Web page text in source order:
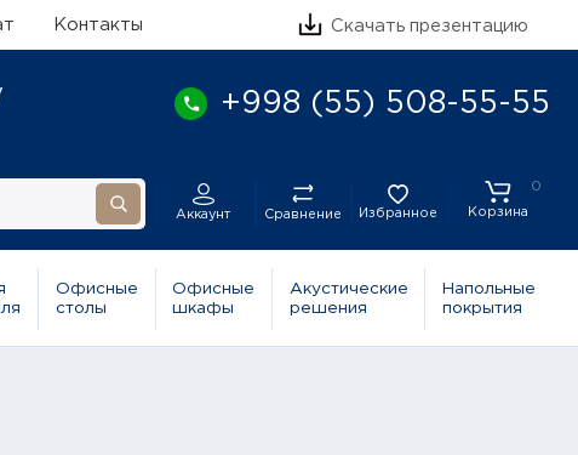
Контакты Скачать презентацию
+998 (55) 508-55-55
Аккаунт Сравнение Избранное
0
Корзина
Офисные
столы
Офисные
шкафы
Акустические
решения
Напольные
покрытия